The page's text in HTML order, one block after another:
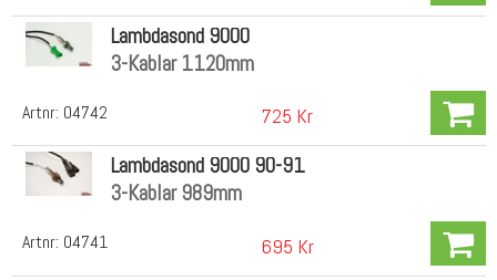
Artnr: 04742
Lambdasond 9000
3-Kablar 1120mm
725 Kr
Artnr: 04741
Lambdasond 9000 90-91
3-Kablar 989mm
695 Kr